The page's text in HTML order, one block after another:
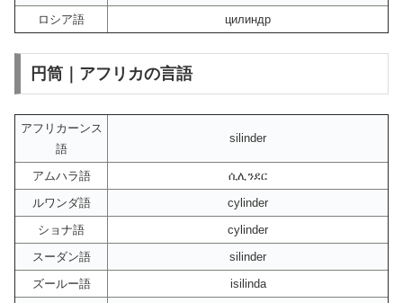
ロシア語
цилиндр
円筒｜アフリカの言語
アフリカーンス
語
silinder
アムハラ語
ሲሊንደር
ルワンダ語
cylinder
ショナ語
cylinder
スーダン語
silinder
ズールー語
isilinda